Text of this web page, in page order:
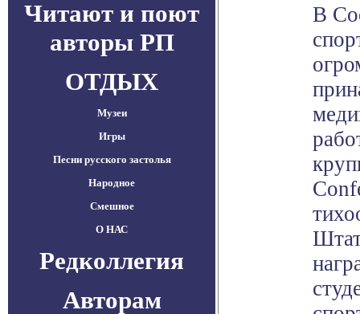
Читают и поют
авторы РП
ОТДЫХ
Музеи
Игры
Песни русского застолья
Народное
Смешное
О НАС
Редколлегия
Авторам
В